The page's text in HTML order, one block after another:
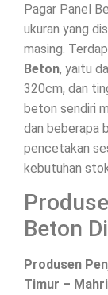
Pagar Panel
ukuran yang
masing.
Beton, yaitu
320cm, dan
beton sendiri
dan beberapa
pencetakan
kebutuhan
Beton
Produsen
Timur –